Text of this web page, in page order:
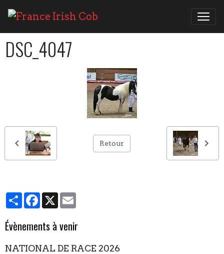
DSC_4047
Retour
PartagerFacebook
X
Évènements à venir
NATIONAL DE RACE 2026